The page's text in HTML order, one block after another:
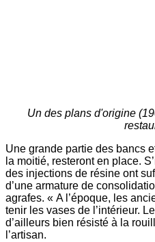
Un des plans d'origine
Une grande partie des bancs
la moitié, resteront en place.
des injections de résine ont
d’une armature de
agrafes. « A l’époque, les
tenir les vases de l’intérieur.
d’ailleurs bien résisté à la
l’artisan.